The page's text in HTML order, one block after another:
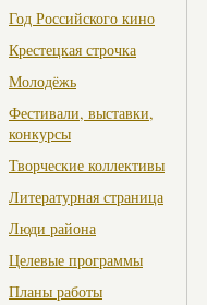
Год Российского кино
Крестецкая строчка
Молодёжь
Фестивали, выставки,
конкурсы
Творческие коллективы
Литературная страница
Люди района
Целевые программы
Планы работы